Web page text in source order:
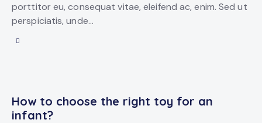
porttitor eu, consequat vitae, eleifend ac, enim. Sed ut
perspiciatis, unde…
How to choose the right toy for an
infant?